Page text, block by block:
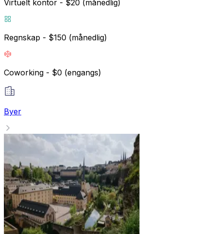
Virtuelt kontor - $20 (månedlig)
Regnskap - $150 (månedlig)
Coworking - $0 (engangs)
Byer